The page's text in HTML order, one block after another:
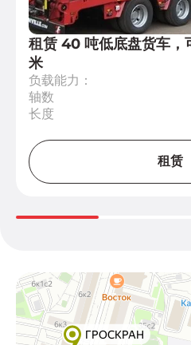
租赁 40 吨低底盘货车，
米
负载能力：
轴数
长度
租赁